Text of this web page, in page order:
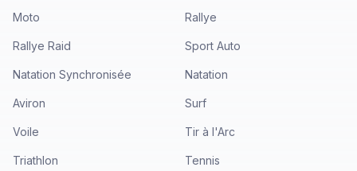
Moto Rallye
Rallye Raid Sport Auto
Natation Synchronisée Natation
Aviron Surf
Voile Tir à l'Arc
Triathlon Tennis